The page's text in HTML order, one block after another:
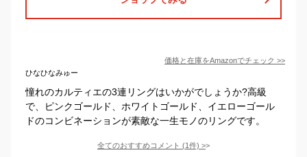
価格と在庫をAmazonでチェック >>
ひなひなみゅー
憧れのカルティエの3連リングはいかがでしょうか?高級
で、ピンクゴールド、ホワイトゴールド、イエローゴール
ドのコンビネーションが素敵な一生モノのリングです。
全てのおすすめコメント (1件) >